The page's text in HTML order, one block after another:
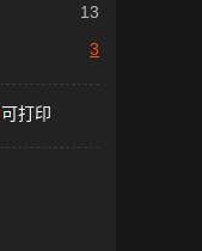
13
3
可打印